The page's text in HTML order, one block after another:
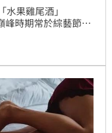
果雞尾酒」
峰時期常於綜藝節目
曝光了。蔡佩伶報